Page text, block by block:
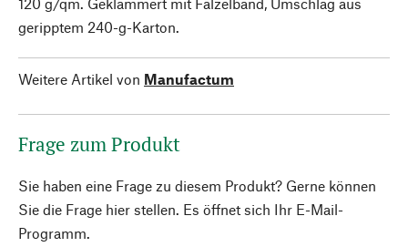
geripptem 240-g-Karton.
Weitere Artikel von Manufactum
Frage zum Produkt
Sie haben eine Frage zu diesem Produkt? Gerne können
Sie die Frage hier stellen. Es öffnet sich Ihr E-Mail-
Programm.